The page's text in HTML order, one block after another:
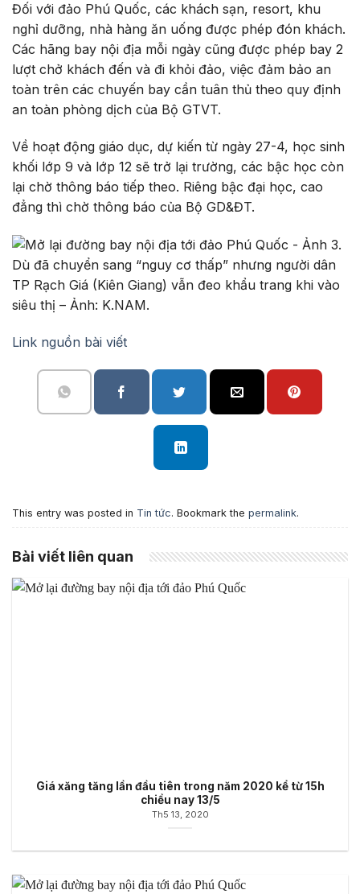
Đối với đảo Phú Quốc, các khách sạn, resort, khu
nghỉ dưỡng, nhà hàng ăn uống được phép đón khách.
Các hãng bay nội địa mỗi ngày cũng được phép bay 2
lượt chở khách đến và đi khỏi đảo, việc đảm bảo an
toàn trên các chuyến bay cần tuân thủ theo quy định
an toàn phòng dịch của Bộ GTVT.
Về hoạt động giáo dục, dự kiến từ ngày 27-4, học sinh
khối lớp 9 và lớp 12 sẽ trở lại trường, các bậc học còn
lại chờ thông báo tiếp theo. Riêng bậc đại học, cao
đẳng thì chờ thông báo của Bộ GD&ĐT.
Dù đã chuyển sang “nguy cơ thấp” nhưng người dân
TP Rạch Giá (Kiên Giang) vẫn đeo khẩu trang khi vào
siêu thị – Ảnh: K.NAM.
Link nguồn bài viết
This entry was posted in Tin tức. Bookmark the permalink.
Bài viết liên quan
Giá xăng tăng lần đầu tiên trong năm 2020 kể từ 15h
chiều nay 13/5
Th5 13, 2020